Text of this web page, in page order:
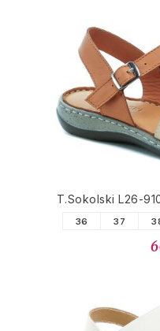
T.Sokolski L26-
36 37